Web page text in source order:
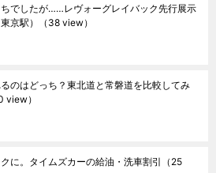
でしたが……レヴォーグレイバック先行展示
京駅）
（38 view）
のはどっち？東北道と常磐道を比較してみ
view）
に。タイムズカーの給油・洗車割引 （25